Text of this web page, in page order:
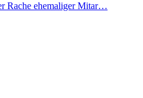
Rache ehemaliger Mitar…